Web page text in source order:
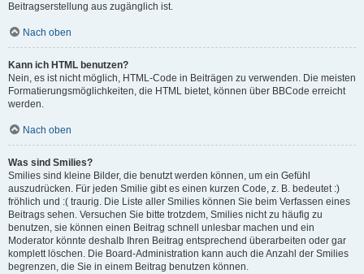
Beitragserstellung aus zugänglich ist.
Nach oben
Kann ich HTML benutzen?
Nein, es ist nicht möglich, HTML-Code in Beiträgen zu verwenden. Die meisten
Formatierungsmöglichkeiten, die HTML bietet, können über BBCode erreicht
werden.
Nach oben
Was sind Smilies?
Smilies sind kleine Bilder, die benutzt werden können, um ein Gefühl
auszudrücken. Für jeden Smilie gibt es einen kurzen Code, z. B. bedeutet :)
fröhlich und :( traurig. Die Liste aller Smilies können Sie beim Verfassen eines
Beitrags sehen. Versuchen Sie bitte trotzdem, Smilies nicht zu häufig zu
benutzen, sie können einen Beitrag schnell unlesbar machen und ein
Moderator könnte deshalb Ihren Beitrag entsprechend überarbeiten oder gar
komplett löschen. Die Board-Administration kann auch die Anzahl der Smilies
begrenzen, die Sie in einem Beitrag benutzen können.